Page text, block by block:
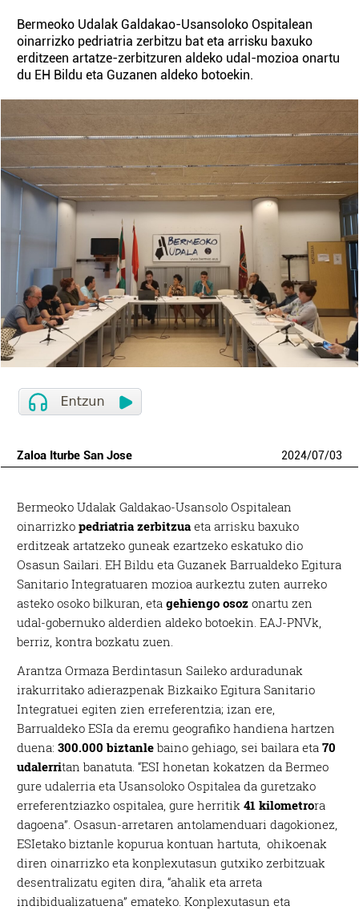
Bermeoko Udalak Galdakao-Usansoloko Ospitalean
oinarrizko pedriatria zerbitzu bat eta arrisku baxuko
erditzeen artatze-zerbitzuren aldeko udal-mozioa onartu
du EH Bildu eta Guzanen aldeko botoekin.
Zaloa Iturbe San Jose 2024/07/03
Bermeoko Udalak Galdakao-Usansolo Ospitalean
oinarrizkopedriatria zerbitzua eta arrisku baxuko
erditzeak artatzeko guneak ezartzeko eskatuko dio
Osasun Sailari. EH Bildu eta Guzanek Barrualdeko Egitura
Sanitario Integratuaren mozioa aurkeztu zuten aurreko
asteko osoko bilkuran, etagehiengo osoz onartu zen
udal-gobernuko alderdien aldeko botoekin. EAJ-PNVk,
berriz, kontra bozkatu zuen.
Arantza Ormaza Berdintasun Saileko arduradunak
irakurritako adierazpenak Bizkaiko Egitura Sanitario
Integratuei egiten zien erreferentzia; izan ere,
Barrualdeko ESIa da eremu geografiko handiena hartzen
duena:300.000 biztanle baino gehiago, sei bailara eta70
udalerritan banatuta. “ESI honetan kokatzen da Bermeo
gure udalerria eta Usansoloko Ospitalea da guretzako
erreferentziazko ospitalea, gure herritik41 kilometrora
dagoena”. Osasun-arretaren antolamenduari dagokionez,
ESIetako biztanle kopurua kontuan hartuta, ohikoenak
diren oinarrizko eta konplexutasun gutxiko zerbitzuak
desentralizatu egiten dira, “ahalik eta arreta
indibidualizatuena” emateko. Konplexutasun eta